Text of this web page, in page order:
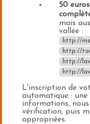
50
mais
vallée :
http://
http://
http://
http://
L'inscription de
automatique : une
informations,
vérification, puis
appropriées.